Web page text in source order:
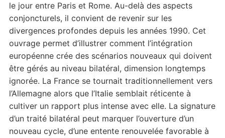
le jour entre Paris et Rome. Au-delà des aspects
conjoncturels, il convient de revenir sur les
divergences profondes depuis les années 1990. Cet
ouvrage permet d’illustrer comment l’intégration
européenne crée des scénarios nouveaux qui doivent
être gérés au niveau bilatéral, dimension longtemps
ignorée. La France se tournait traditionnellement vers
l’Allemagne alors que l’Italie semblait réticente à
cultiver un rapport plus intense avec elle. La signature
d’un traité bilatéral peut marquer l’ouverture d’un
nouveau cycle, d’une entente renouvelée favorable à